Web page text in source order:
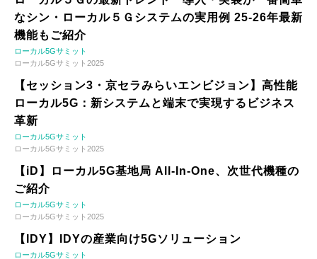
なシン・ローカル５Ｇシステムの実用例 25-26年最新
機能もご紹介
ローカル5Gサミット
ローカル5Gサミット2025
【セッション3・京セラみらいエンビジョン】高性能
ローカル5G：新システムと端末で実現するビジネス
革新
ローカル5Gサミット
ローカル5Gサミット2025
【iD】ローカル5G基地局 All-In-One、次世代機種の
ご紹介
ローカル5Gサミット
ローカル5Gサミット2025
【IDY】IDYの産業向け5Gソリューション
ローカル5Gサミット